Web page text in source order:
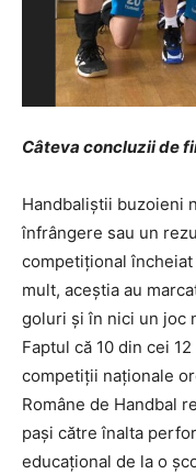
Câteva concluzii de
Handbaliştii buzoieni
înfrângere sau un
competiţional
mult, aceştia au
goluri şi în nici un joc
Faptul că 10 din cei
competiţii naţionale
Române de Handbal
paşi către înalta
educaţional de la o